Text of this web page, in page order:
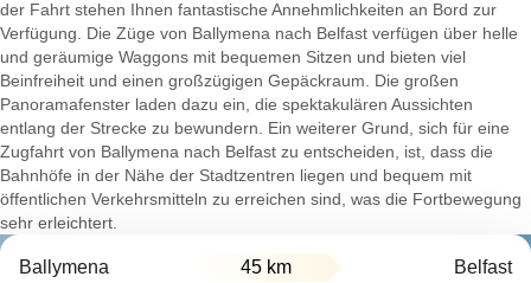
der Fahrt stehen Ihnen fantastische Annehmlichkeiten an Bord zur
Verfügung. Die Züge von Ballymena nach Belfast verfügen über helle
und geräumige Waggons mit bequemen Sitzen und bieten viel
Beinfreiheit und einen großzügigen Gepäckraum. Die großen
Panoramafenster laden dazu ein, die spektakulären Aussichten
entlang der Strecke zu bewundern. Ein weiterer Grund, sich für eine
Zugfahrt von Ballymena nach Belfast zu entscheiden, ist, dass die
Bahnhöfe in der Nähe der Stadtzentren liegen und bequem mit
öffentlichen Verkehrsmitteln zu erreichen sind, was die Fortbewegung
sehr erleichtert.
Ballymena 45 km Belfast